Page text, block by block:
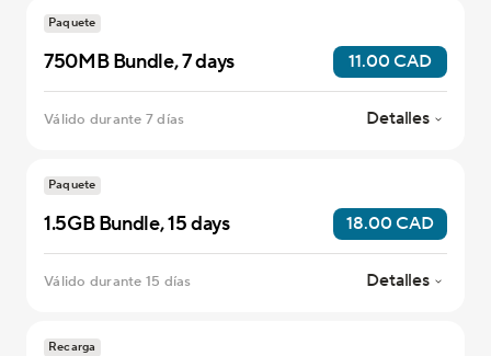
Paquete
750MB Bundle, 7 days 11.00 CAD
Válido durante 7 días Detalles
Paquete
1.5GB Bundle, 15 days 18.00 CAD
Válido durante 15 días Detalles
Recarga